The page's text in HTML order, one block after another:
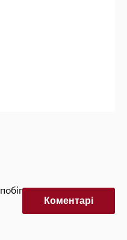
автоматизованим
Коментарi